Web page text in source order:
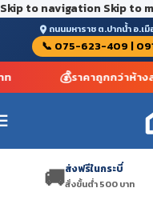
Skip to navigation Skip to
ถนนมหาราช ต.ปากน้ำ อ.เ
📞 075-623-409 |
ส่งฟรีในกระบี่ สั่งขั้นต่ำ
🚚ส่งฟรีในกระบี่
สั่งขั้นต่ำ 500 บาท